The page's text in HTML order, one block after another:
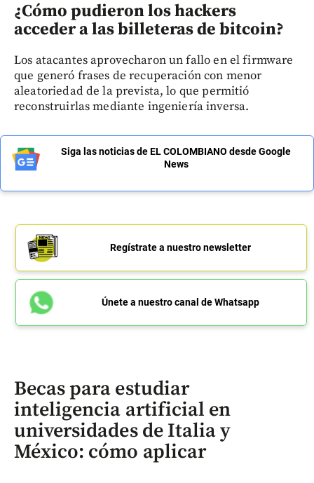
¿Cómo pudieron los hackers
acceder a las billeteras de bitcoin?
Los atacantes aprovecharon un fallo en el firmware
que generó frases de recuperación con menor
aleatoriedad de la prevista, lo que permitió
reconstruirlas mediante ingeniería inversa.
Siga las noticias de EL COLOMBIANO desde Google
News
Regístrate a nuestro newsletter
Únete a nuestro canal de Whatsapp
Becas para estudiar
inteligencia artificial en
universidades de Italia y
México: cómo aplicar